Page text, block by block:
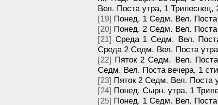
Вел. Поста утра, 1
[19] Понед. 1 Седм. Вел. Поста
[20] Понед. 2 Седм. Вел. Поста
[21] Среда 1 Седм. Вел.
Среда 2 Седм. Вел. Поста
[22] Пяток 2 Седм. Вел.
Седм. Вел. Поста вечера, 1
[23] Пяток 2 Седм. Вел. Поста
[24] Понед. Сырн. утра, 1
[25] Понед. 1 Седм. Вел. Поста